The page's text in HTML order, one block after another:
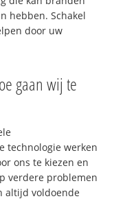
hebben. Schakel
door uw
gaan wij te
technologie werken
ons te kiezen en
verdere problemen
altijd voldoende